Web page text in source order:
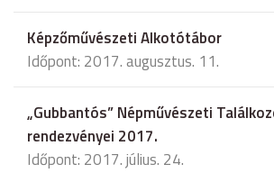
Képzőművészeti Alkotótábor
Időpont: 2017. augusztus. 11.
„Gubbantós” Népművészeti
rendezvényei 2017.
Időpont: 2017. július. 24.